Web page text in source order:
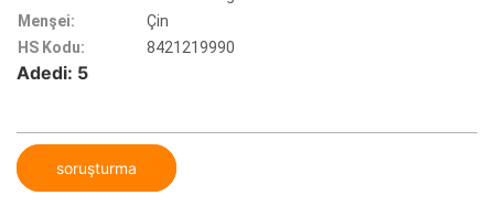
Menşei:
Çin
HS Kodu:
8421219990
Adedi: 5
soruşturma